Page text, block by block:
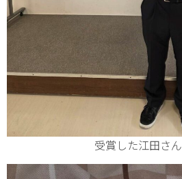
受賞した江田さん